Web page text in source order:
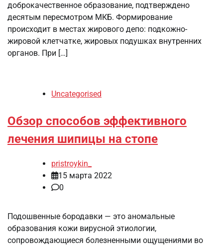
доброкачественное образование, подтверждено
десятым пересмотром МКБ. Формирование
происходит в местах жирового депо: подкожно-
жировой клетчатке, жировых подушках внутренних
органов. При […]
Uncategorised
Обзор способов эффективного
лечения шипицы на стопе
pristroykin_
15 марта 2022
0
Подошвенные бородавки — это аномальные
образования кожи вирусной этиологии,
сопровождающиеся болезненными ощущениями во